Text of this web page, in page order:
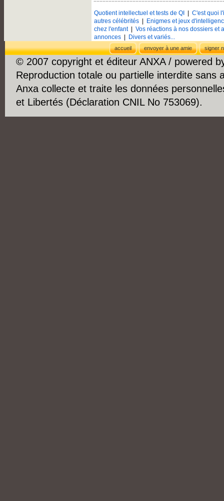
Quotient intellectuel et tests de QI
C'est quoi
autres célébrités
Enigmes et jeux
chez l'enfant| Vos réactions à nos dossiers et
annonces
Divers et variés...
accueil envoyer à une amie signer
© 2007 copyright et éditeur ANXA / powered
Reproduction totale ou partielle interdite sans
Anxa collecte et traite les données
et Libertés (Déclaration CNIL No 753069).